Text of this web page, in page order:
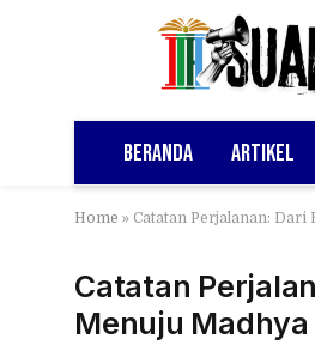
Beranda Artikel
Home » Catatan Perjalanan: Dari
Catatan
Menuju